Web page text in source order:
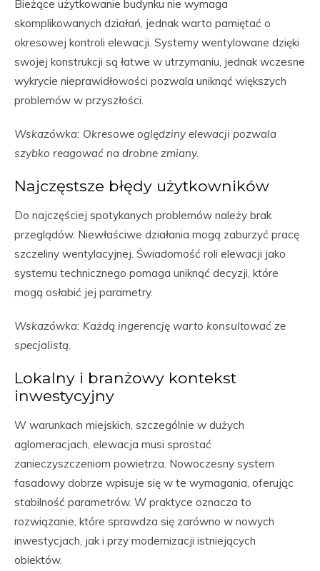
Bieżące użytkowanie budynku nie wymaga
skomplikowanych działań, jednak warto pamiętać o
okresowej kontroli elewacji. Systemy wentylowane dzięki
swojej konstrukcji są łatwe w utrzymaniu, jednak wczesne
wykrycie nieprawidłowości pozwala uniknąć większych
problemów w przyszłości.
Wskazówka: Okresowe oględziny elewacji pozwala
szybko reagować na drobne zmiany.
Najczęstsze błędy użytkowników
Do najczęściej spotykanych problemów należy brak
przeglądów. Niewłaściwe działania mogą zaburzyć pracę
szczeliny wentylacyjnej. Świadomość roli elewacji jako
systemu technicznego pomaga uniknąć decyzji, które
mogą osłabić jej parametry.
Wskazówka: Każdą ingerencję warto konsultować ze
specjalistą.
Lokalny i branżowy kontekst
inwestycyjny
W warunkach miejskich, szczególnie w dużych
aglomeracjach, elewacja musi sprostać
zanieczyszczeniom powietrza. Nowoczesny system
fasadowy dobrze wpisuje się w te wymagania, oferując
stabilność parametrów. W praktyce oznacza to
rozwiązanie, które sprawdza się zarówno w nowych
inwestycjach, jak i przy modernizacji istniejących
obiektów.